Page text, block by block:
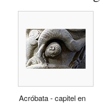
Acróbata - capitel en